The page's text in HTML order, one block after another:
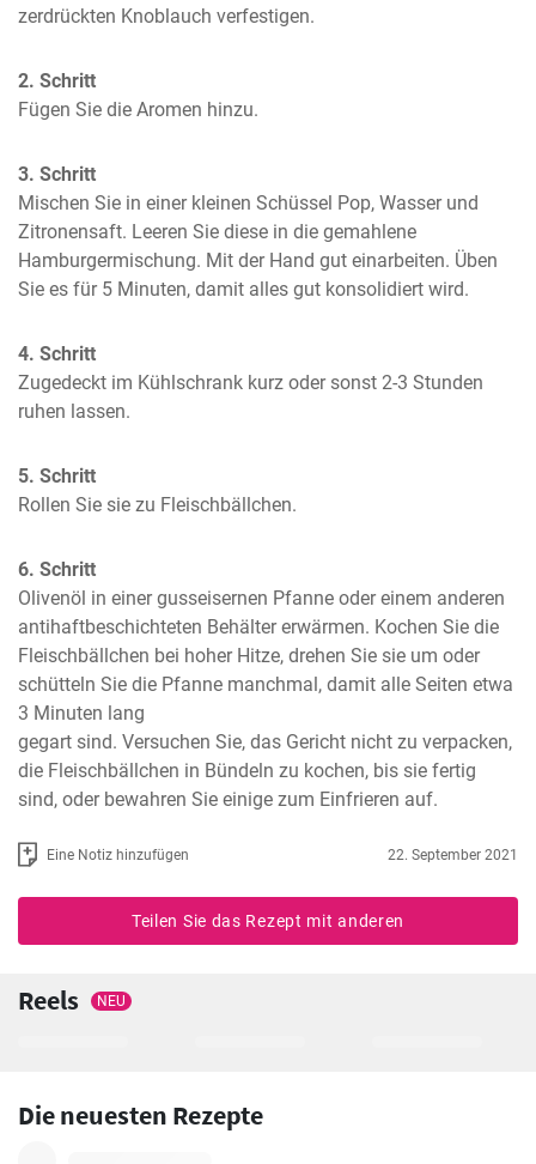
zerdrückten Knoblauch verfestigen.
2. Schritt
Fügen Sie die Aromen hinzu.
3. Schritt
Mischen Sie in einer kleinen Schüssel Pop, Wasser und
Zitronensaft. Leeren Sie diese in die gemahlene
Hamburgermischung. Mit der Hand gut einarbeiten. Üben
Sie es für 5 Minuten, damit alles gut konsolidiert wird.
4. Schritt
Zugedeckt im Kühlschrank kurz oder sonst 2-3 Stunden
ruhen lassen.
5. Schritt
Rollen Sie sie zu Fleischbällchen.
6. Schritt
Olivenöl in einer gusseisernen Pfanne oder einem anderen
antihaftbeschichteten Behälter erwärmen. Kochen Sie die
Fleischbällchen bei hoher Hitze, drehen Sie sie um oder
schütteln Sie die Pfanne manchmal, damit alle Seiten etwa
3 Minuten lang
gegart sind. Versuchen Sie, das Gericht nicht zu verpacken,
die Fleischbällchen in Bündeln zu kochen, bis sie fertig
sind, oder bewahren Sie einige zum Einfrieren auf.
Eine Notiz hinzufügen 22. September 2021
Teilen Sie das Rezept mit anderen
Reels NEU
Die neuesten Rezepte